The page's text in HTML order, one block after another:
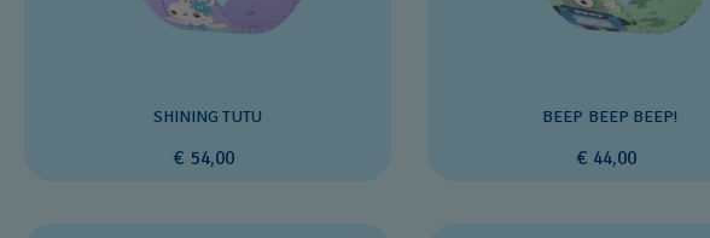
SHINING TUTU
€ 54,00
BEEP BEEP BEEP!
€ 44,00